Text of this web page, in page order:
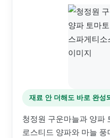
재료 안 더해도 바로 완성
청정원 구운마늘과 양파
로스티드 양파와 마늘